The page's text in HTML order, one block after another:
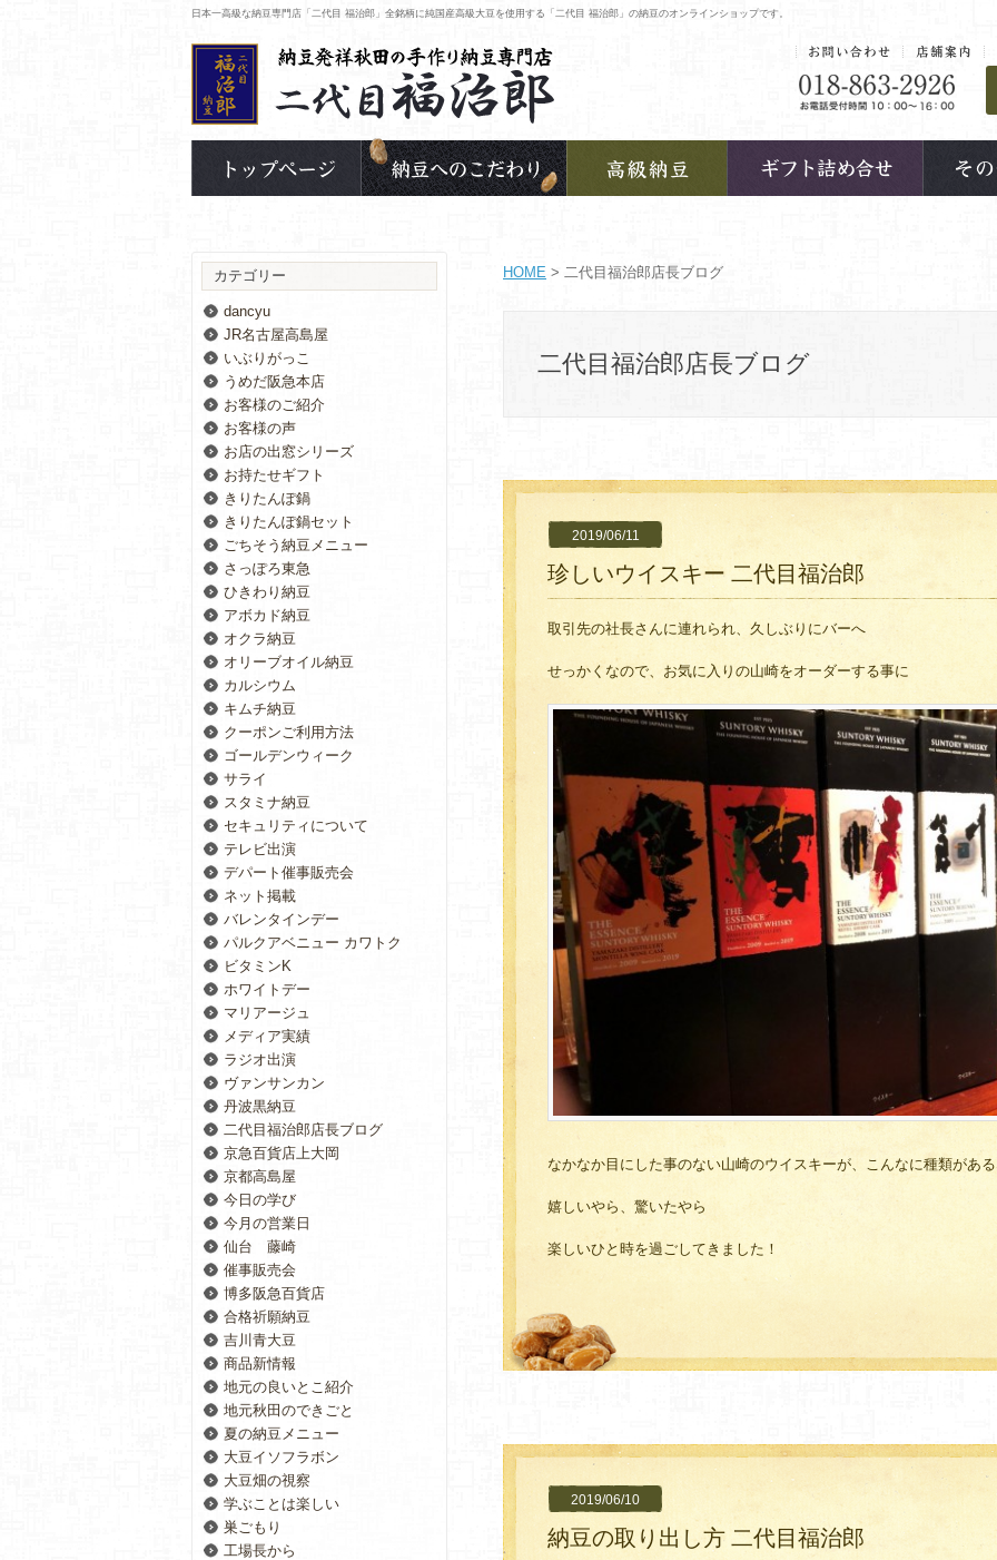
日本一高級な納豆専門店「二代目 福治郎」全銘柄に純国産高級大豆を使用する「二代目 福治郎」の納豆のオンラインショップです。
HOME > 二代目福治郎店長ブログ
二代目福治郎店長ブログ
2019/06/11
珍しいウイスキー 二代目福治郎
取引先の社長さんに連れられ、久しぶりにバーへ
せっかくなので、お気に入りの山崎をオーダーする事に
なかなか目にした事のない山崎のウイスキーが、こんなに種類があ
嬉しいやら、驚いたやら
楽しいひと時を過ごしてきました！
2019/06/10
納豆の取り出し方 二代目福治郎
カテゴリー
dancyu
JR名古屋高島屋
いぶりがっこ
うめだ阪急本店
お客様のご紹介
お客様の声
お店の出窓シリーズ
お持たせギフト
きりたんぽ鍋
きりたんぽ鍋セット
ごちそう納豆メニュー
さっぽろ東急
ひきわり納豆
アボカド納豆
オクラ納豆
オリーブオイル納豆
カルシウム
キムチ納豆
クーポンご利用方法
ゴールデンウィーク
サライ
スタミナ納豆
セキュリティについて
テレビ出演
デパート催事販売会
ネット掲載
バレンタインデー
パルクアベニュー カワトク
ビタミンK
ホワイトデー
マリアージュ
メディア実績
ラジオ出演
ヴァンサンカン
丹波黒納豆
二代目福治郎店長ブログ
京急百貨店上大岡
京都高島屋
今日の学び
今月の営業日
仙台 藤崎
催事販売会
博多阪急百貨店
合格祈願納豆
吉川青大豆
商品新情報
地元の良いとこ紹介
地元秋田のできごと
夏の納豆メニュー
大豆イソフラボン
大豆畑の視察
学ぶことは楽しい
巣ごもり
工場長から